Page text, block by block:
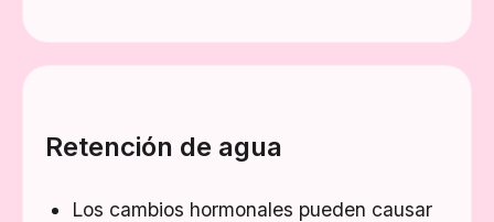
Retención de agua
Los cambios hormonales pueden causar